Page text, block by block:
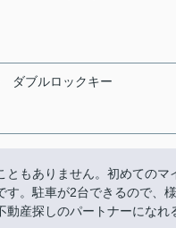
ダブルロックキー
もありません。初めてのマ
。駐車が2台できるので、
産探しのパートナーにな